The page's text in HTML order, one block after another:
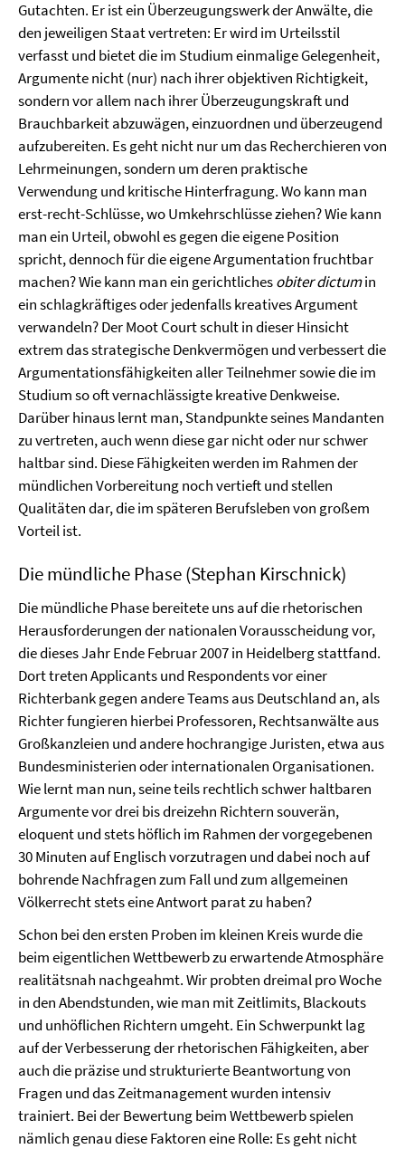
Gutachten. Er ist ein Überzeugungswerk der Anwälte, die
den jeweiligen Staat vertreten: Er wird im Urteilsstil
verfasst und bietet die im Studium einmalige Gelegenheit,
Argumente nicht (nur) nach ihrer objektiven Richtigkeit,
sondern vor allem nach ihrer Überzeugungskraft und
Brauchbarkeit abzuwägen, einzuordnen und überzeugend
aufzubereiten. Es geht nicht nur um das Recherchieren von
Lehrmeinungen, sondern um deren praktische
Verwendung und kritische Hinterfragung. Wo kann man
erst-recht-Schlüsse, wo Umkehrschlüsse ziehen? Wie kann
man ein Urteil, obwohl es gegen die eigene Position
spricht, dennoch für die eigene Argumentation fruchtbar
machen? Wie kann man ein gerichtlichesobiter dictumin
ein schlagkräftiges oder jedenfalls kreatives Argument
verwandeln? Der Moot Court schult in dieser Hinsicht
extrem das strategische Denkvermögen und verbessert die
Argumentationsfähigkeiten aller Teilnehmer sowie die im
Studium so oft vernachlässigte kreative Denkweise.
Darüber hinaus lernt man, Standpunkte seines Mandanten
zu vertreten, auch wenn diese gar nicht oder nur schwer
haltbar sind. Diese Fähigkeiten werden im Rahmen der
mündlichen Vorbereitung noch vertieft und stellen
Qualitäten dar, die im späteren Berufsleben von großem
Vorteil ist.
Die mündliche Phase (Stephan Kirschnick)
Die mündliche Phase bereitete uns auf die rhetorischen
Herausforderungen der nationalen Vorausscheidung vor,
die dieses Jahr Ende Februar 2007 in Heidelberg stattfand.
Dort treten Applicants und Respondents vor einer
Richterbank gegen andere Teams aus Deutschland an, als
Richter fungieren hierbei Professoren, Rechtsanwälte aus
Großkanzleien und andere hochrangige Juristen, etwa aus
Bundesministerien oder internationalen Organisationen.
Wie lernt man nun, seine teils rechtlich schwer haltbaren
Argumente vor drei bis dreizehn Richtern souverän,
eloquent und stets höflich im Rahmen der vorgegebenen
30 Minuten auf Englisch vorzutragen und dabei noch auf
bohrende Nachfragen zum Fall und zum allgemeinen
Völkerrecht stets eine Antwort parat zu haben?
Schon bei den ersten Proben im kleinen Kreis wurde die
beim eigentlichen Wettbewerb zu erwartende Atmosphäre
realitätsnah nachgeahmt. Wir probten dreimal pro Woche
in den Abendstunden, wie man mit Zeitlimits, Blackouts
und unhöflichen Richtern umgeht. Ein Schwerpunkt lag
auf der Verbesserung der rhetorischen Fähigkeiten, aber
auch die präzise und strukturierte Beantwortung von
Fragen und das Zeitmanagement wurden intensiv
trainiert. Bei der Bewertung beim Wettbewerb spielen
nämlich genau diese Faktoren eine Rolle: Es geht nicht